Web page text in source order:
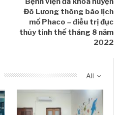
Đô Lương thông báo lịch
mổ Phaco – điều trị đục
thủy tinh thể tháng 8 năm
2022
All